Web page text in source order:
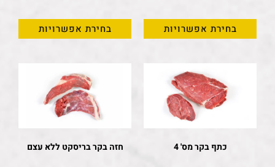
בחירת אפשרויות בחירת אפשרויות
כתף בקר מס' 4 חזה בקר בריסקט ללא עצם